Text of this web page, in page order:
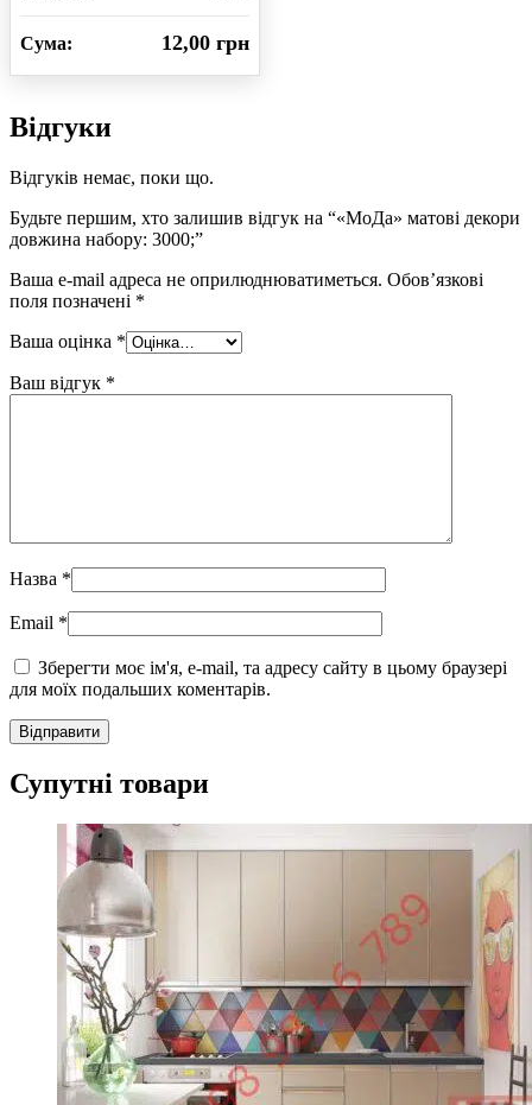
Сума: 12,00 грн
Відгуки
Відгуків немає, поки що.
Будьте першим, хто залишив відгук на “«МоДа» матові декори
довжина набору: 3000;”
Ваша e-mail адреса не оприлюднюватиметься. Обов’язкові
поля позначені *
Ваша оцінка *
Ваш відгук *
Назва *
Email *
Зберегти моє ім'я, e-mail, та адресу сайту в цьому браузері
для моїх подальших коментарів.
Супутні товари